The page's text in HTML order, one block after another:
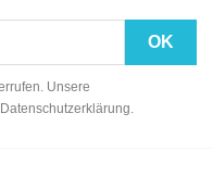
Unsere